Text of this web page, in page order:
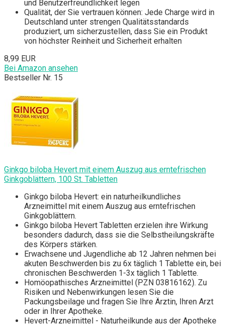
und Benutzerfreundlichkeit legen
Qualität, der Sie vertrauen können: Jede Charge wird in
Deutschland unter strengen Qualitätsstandards
produziert, um sicherzustellen, dass Sie ein Produkt
von höchster Reinheit und Sicherheit erhalten
8,99 EUR
Bei Amazon ansehen
Bestseller Nr. 15
Ginkgo biloba Hevert mit einem Auszug aus erntefrischen
Ginkgoblättern, 100 St. Tabletten
Ginkgo biloba Hevert: ein naturheilkundliches
Arzneimittel mit einem Auszug aus erntefrischen
Ginkgoblättern.
Ginkgo biloba Hevert Tabletten erzielen ihre Wirkung
besonders dadurch, dass sie die Selbstheilungskräfte
des Körpers stärken.
Erwachsene und Jugendliche ab 12 Jahren nehmen bei
akuten Beschwerden bis zu 6x täglich 1 Tablette ein, bei
chronischen Beschwerden 1-3x täglich 1 Tablette.
Homöopathisches Arzneimittel (PZN 03816162). Zu
Risiken und Nebenwirkungen lesen Sie die
Packungsbeilage und fragen Sie Ihre Ärztin, Ihren Arzt
oder in Ihrer Apotheke.
Hevert-Arzneimittel - Naturheilkunde aus der Apotheke